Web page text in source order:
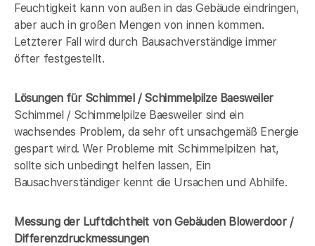
Feuchtigkeit kann von außen in das Gebäude eindringen,
aber auch in großen Mengen von innen kommen.
Letzterer Fall wird durch Bausachverständige immer
öfter festgestellt.
Lösungen für Schimmel / Schimmelpilze Baesweiler
Schimmel / Schimmelpilze Baesweiler sind ein
wachsendes Problem, da sehr oft unsachgemäß Energie
gespart wird. Wer Probleme mit Schimmelpilzen hat,
sollte sich unbedingt helfen lassen, Ein
Bausachverständiger kennt die Ursachen und Abhilfe.
Messung der Luftdichtheit von Gebäuden Blowerdoor /
Differenzdruckmessungen